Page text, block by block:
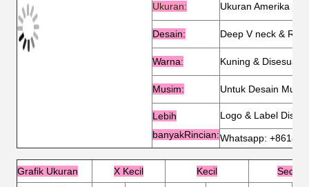
Ukuran: Ukuran Amerika &
Desain: Deep V neck &
Warna: Kuning &
Musim: Untuk Desain
Lebih
banyakRincian:
Logo & Label
Whatsapp:
Grafik Ukuran X Kecil Kecil